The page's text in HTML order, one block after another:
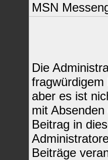
MSN
Die
aber es ist
mit
Beitrag in
Beiträge